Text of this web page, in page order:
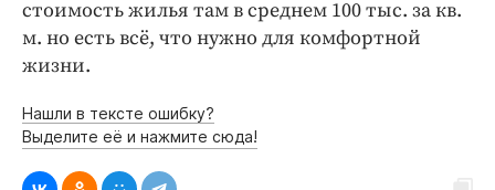
стоимость жилья там в среднем 100 тыс. за кв.
м. но есть всё, что нужно для комфортной
жизни.
Нашли в тексте ошибку?
Выделите её и нажмите сюда!